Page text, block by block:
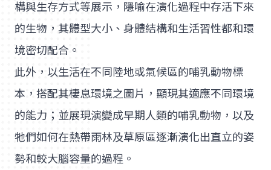
構與生存方式等展示，隱喻在演化過程中存活下來
的生物，其體型大小、身體結構和生活習性都和環
境密切配合。
此外，以生活在不同陸地或氣候區的哺乳動物標
本，搭配其棲息環境之圖片，顯現其適應不同環境
的能力；並展現演變成早期人類的哺乳動物，以及
牠們如何在熱帶雨林及草原區逐漸演化出直立的姿
勢和較大腦容量的過程。